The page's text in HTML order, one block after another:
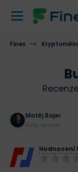
Finex
Matěj Bajer
Autor recenze
Hodnocení